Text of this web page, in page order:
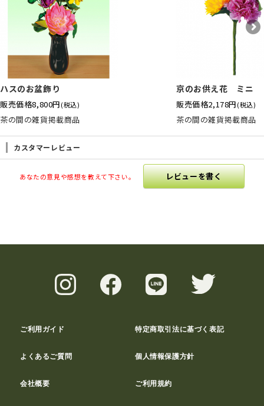
ハスのお盆飾り
販売価格8,800円(税込)
茶の間の雑貨掲載商品
京のお供え花 ミニ
販売価格2,178円(税込)
茶の間の雑貨掲載商品
カスタマーレビュー
あなたの意見や感想を教えて下さい。 レビューを書く
ご利用ガイド 特定商取引法に基づく表記
よくあるご質問 個人情報保護方針
会社概要 ご利用規約